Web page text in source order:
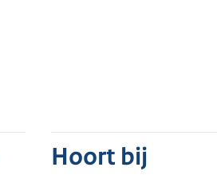
Hoort bij